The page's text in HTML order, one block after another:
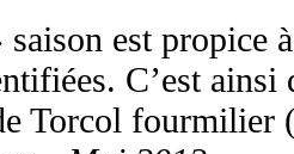
est propice
C’est ainsi
Torcol fourmilier